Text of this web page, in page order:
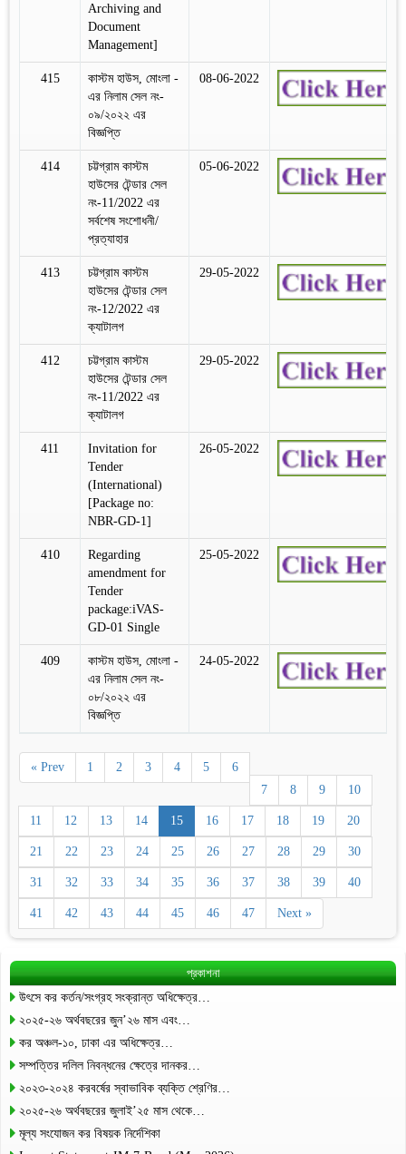
Archiving and
Document
Management]
415
কাস্টম হাউস, মোংলা -
এর নিলাম সেল নং-
০৯/২০২২ এর
বিজ্ঞপ্তি
08-06-2022
414
চট্টগ্রাম কাস্টম
হাউসের টেন্ডার সেল
নং-11/2022 এর
সর্বশেষ সংশোধনী/
প্রত্যাহার
05-06-2022
413
চট্টগ্রাম কাস্টম
হাউসের টেন্ডার সেল
নং-12/2022 এর
ক্যাটালগ
29-05-2022
412
চট্টগ্রাম কাস্টম
হাউসের টেন্ডার সেল
নং-11/2022 এর
ক্যাটালগ
29-05-2022
411
Invitation for
Tender
(International)
[Package no:
NBR-GD-1]
26-05-2022
410
Regarding
amendment for
Tender
package:iVAS-
GD-01 Single
25-05-2022
409
কাস্টম হাউস, মোংলা -
এর নিলাম সেল নং-
০৮/২০২২ এর
বিজ্ঞপ্তি
24-05-2022
« Prev 1 2 3 4 5
6
7
8 9 10
11 12 13 14 15 16 17 18 19 20
21 22 23 24 25 26 27 28 29 30
31 32 33 34 35 36 37 38 39 40
41 42 43 44 45 46 47 Next »
প্রকাশনা
উৎসে কর কর্তন/সংগ্রহ সংক্রান্ত অধিক্ষেত্র…
২০২৫-২৬ অর্থবছরের জুন’২৬ মাস এবং…
কর অঞ্চল-১০, ঢাকা এর অধিক্ষেত্র…
সম্পত্তির দলিল নিবন্ধনের ক্ষেত্রে দানকর…
২০২৩-২০২৪ করবর্ষের স্বাভাবিক ব্যক্তি শ্রেণির…
২০২৫-২৬ অর্থবছরের জুলাই’২৫ মাস থেকে…
মূল্য সংযোজন কর বিষয়ক নির্দেশিকা